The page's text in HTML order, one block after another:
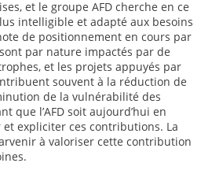
et le groupe AFD cherche en ce
intelligible et adapté aux besoins
de positionnement en cours par
par nature impactés par de
et les projets appuyés par
souvent à la réduction de
de la vulnérabilité des
que l’AFD soit aujourd’hui en
expliciter ces contributions. La
à valoriser cette contribution